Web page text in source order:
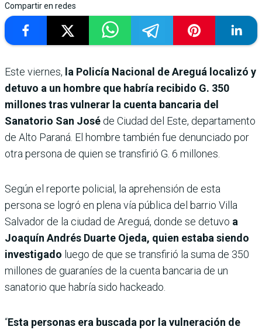
Compartir en redes
Este viernes, la Policía Nacional de Areguá localizó y
detuvo a un hombre que habría recibido G. 350
millones tras vulnerar la cuenta bancaria del
Sanatorio San José de Ciudad del Este, departamento
de Alto Paraná. El hombre también fue denunciado por
otra persona de quien se transfirió G. 6 millones.
Según el reporte policial, la aprehensión de esta
persona se logró en plena vía pública del barrio Villa
Salvador de la ciudad de Areguá, donde se detuvo a
Joaquín Andrés Duarte Ojeda, quien estaba siendo
investigado luego de que se transfirió la suma de 350
millones de guaraníes de la cuenta bancaria de un
sanatorio que habría sido hackeado.
“Esta personas era buscada por la vulneración de